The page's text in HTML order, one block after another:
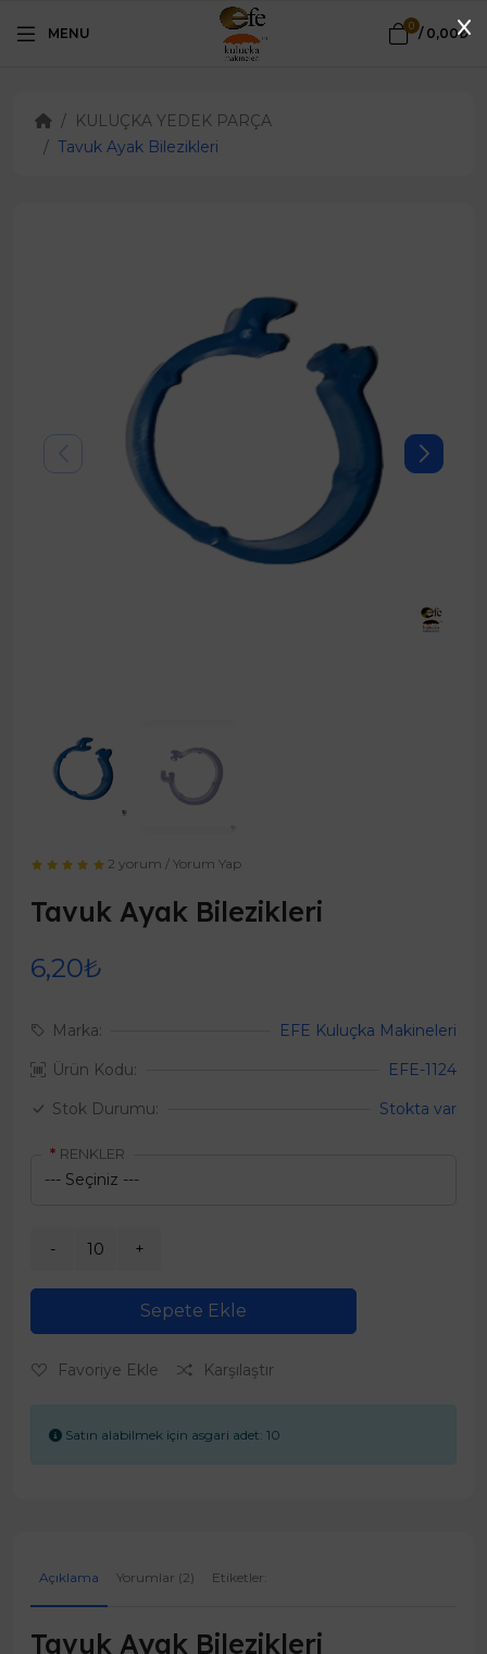
MENU 0 / 0,00₺
KULUÇKA YEDEK PARÇA
Tavuk Ayak Bilezikleri
2 yorum /Yorum Yap
Tavuk Ayak Bilezikleri
6,20₺
Marka:
EFE Kuluçka Makineleri
Ürün Kodu:
EFE-1124
Stok Durumu:
Stokta var
RENKLER
Sepete Ekle
Favoriye Ekle Karşılaştır
Satın alabilmek için asgari adet: 10
Açıklama Yorumlar (2) Etiketler:
Tavuk Ayak Bilezikleri